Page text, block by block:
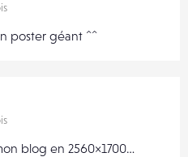
poster géant ^^
blog en 2560×1700…